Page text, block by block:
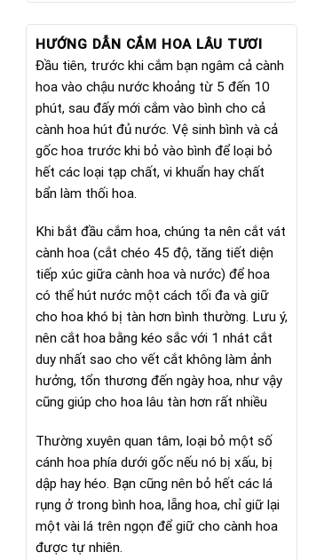
HƯỚNG DẪN CẮM HOA LÂU TƯƠI
Đầu tiên, trước khi cắm bạn ngâm cả cành
hoa vào chậu nước khoảng từ 5 đến 10
phút, sau đấy mới cắm vào bình cho cả
cành hoa hút đủ nước. Vệ sinh bình và cả
gốc hoa trước khi bỏ vào bình để loại bỏ
hết các loại tạp chất, vi khuẩn hay chất
bẩn làm thối hoa.
Khi bắt đầu cắm hoa, chúng ta nên cắt vát
cành hoa (cắt chéo 45 độ, tăng tiết diện
tiếp xúc giữa cành hoa và nước) để hoa
có thể hút nước một cách tối đa và giữ
cho hoa khó bị tàn hơn bình thường. Lưu ý,
nên cắt hoa bằng kéo sắc với 1 nhát cắt
duy nhất sao cho vết cắt không làm ảnh
hưởng, tổn thương đến ngày hoa, như vậy
cũng giúp cho hoa lâu tàn hơn rất nhiều
Thường xuyên quan tâm, loại bỏ một số
cánh hoa phía dưới gốc nếu nó bị xấu, bị
dập hay héo. Bạn cũng nên bỏ hết các lá
rụng ở trong bình hoa, lẵng hoa, chỉ giữ lại
một vài lá trên ngọn để giữ cho cành hoa
được tự nhiên.